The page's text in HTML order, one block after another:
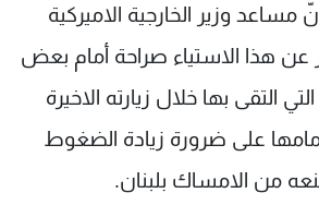
مساعد وزير الخارجية الاميركية
عن هذا الاستياء صراحة أمام بعض
التقى بها خلال زيارته الاخيرة
على ضرورة زيادة الضغوط
من الامساك بلبنان.